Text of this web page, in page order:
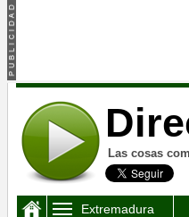
Las cosas
Extremadura